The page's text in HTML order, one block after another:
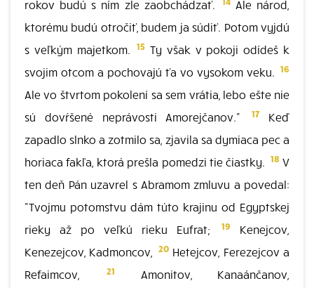
rokov budú s ním zle zaobchádzať.
Ale národ,
ktorému budú otročiť, budem ja súdiť. Potom vyjdú
s veľkým majetkom.
15 Ty však v pokoji odídeš k
svojim otcom a pochovajú ťa vo vysokom veku. 16
Ale vo štvrtom pokolení sa sem vrátia, lebo ešte nie
sú dovŕšené neprávosti Amorejčanov."
17
Keď
zapadlo slnko a zotmilo sa, zjavila sa dymiaca pec a
horiaca fakľa, ktorá prešla pomedzi tie čiastky. 18 V
ten deň Pán uzavrel s Abramom zmluvu a povedal:
"Tvojmu potomstvu dám túto krajinu od Egyptskej
rieky až po veľkú rieku Eufrat;
19
Kenejcov,
Kenezejcov, Kadmoncov,
20Hetejcov, Ferezejcov a
Refaimcov,
21 Amonitov, Kanaánčanov,